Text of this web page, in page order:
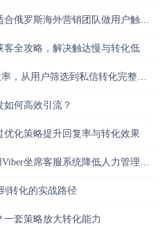
俄罗斯海外营销团队做用户触达？
客全攻略，解决触达慢与转化低
从用户筛选到私信转化完整解析
如何高效引流？
化策略提升回复率与转化效果
坐席客服系统降低人力管理成本
转化的实战路径
一套策略放大转化能力